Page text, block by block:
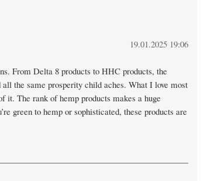
19.01.2025 19:06
From Delta 8 products to HHC products, the
the same prosperity child aches. What I love most
it. The rank of hemp products makes a huge
green to hemp or sophisticated, these products are